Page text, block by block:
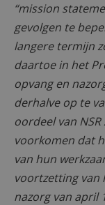
“mission
gevolgen te
langere termijn
daartoe in het
opvang en
derhalve op te
oordeel van
voorkomen dat
van hun
voortzetting van
nazorg van april